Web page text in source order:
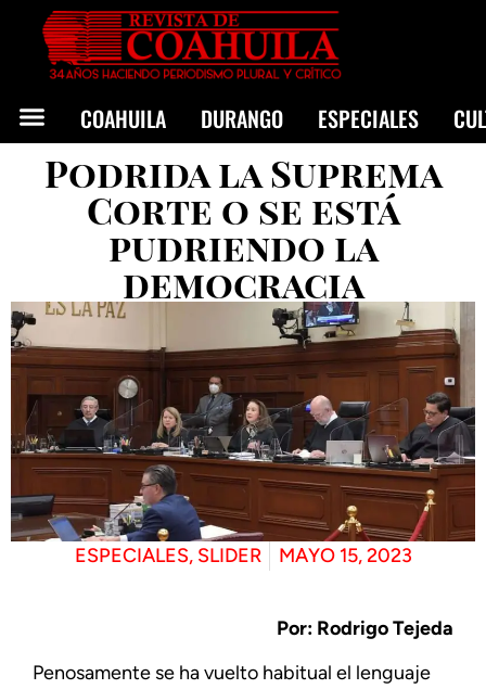
COAHUILA DURANGO ESPECIALES
Podrida la Suprema
Corte o se está
pudriendo la
democracia
ESPECIALES, SLIDER MAYO 15, 2023
Por: Rodrigo Tejeda
Penosamente se ha vuelto habitual el lenguaje